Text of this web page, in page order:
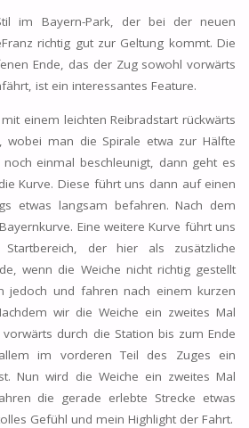
im Bayern-Park, der bei der neuen
richtig gut zur Geltung kommt. Die
Ende, das der Zug sowohl vorwärts
ist ein interessantes Feature.
einem leichten Reibradstart rückwärts
wobei man die Spirale etwa zur Hälfte
einmal beschleunigt, dann geht es
Kurve. Diese führt uns dann auf einen
etwas langsam befahren. Nach dem
Eine weitere Kurve führt uns
der hier als zusätzliche
wenn die Weiche nicht richtig gestellt
jedoch und fahren nach einem kurzen
wir die Weiche ein zweites Mal
durch die Station bis zum Ende
im vorderen Teil des Zuges ein
Nun wird die Weiche ein zweites Mal
die gerade erlebte Strecke etwas
Gefühl und mein Highlight der Fahrt.